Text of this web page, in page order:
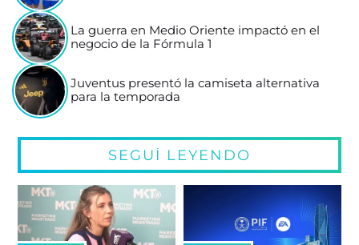
La guerra en Medio Oriente impactó en el
negocio de la Fórmula 1
Juventus presentó la camiseta alternativa
para la temporada
SEGUÍ LEYENDO